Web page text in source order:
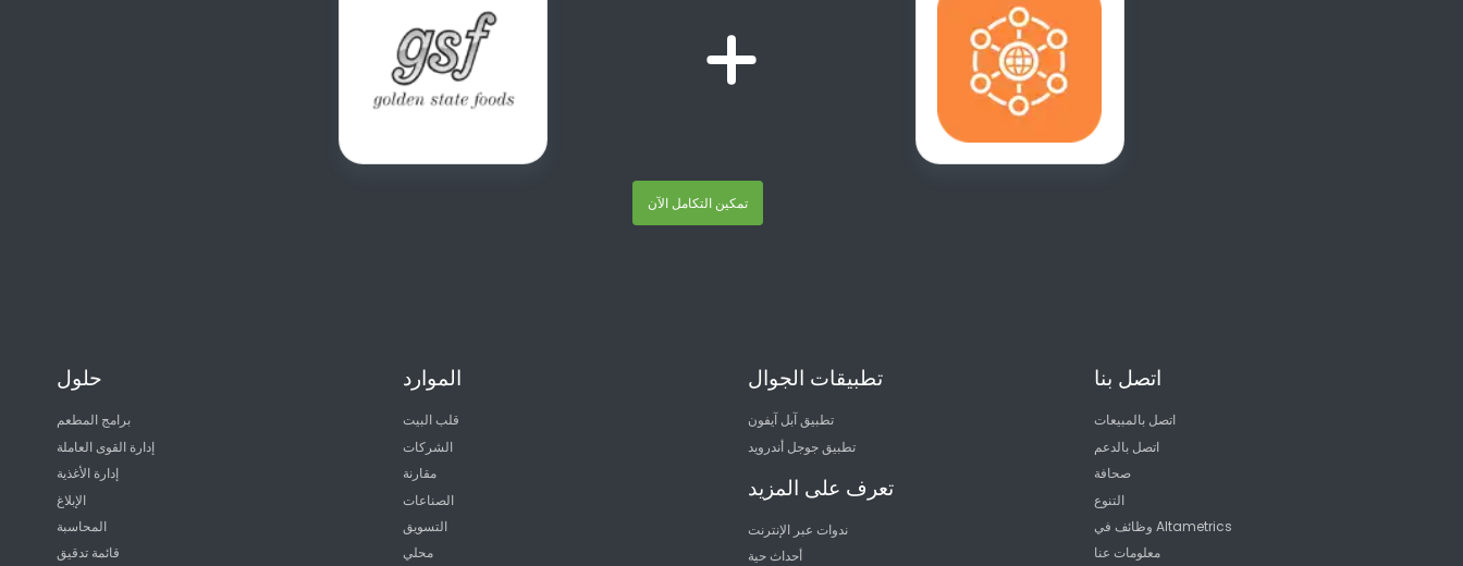
تمكين التكامل الآن
حلول
برامج المطعم
إدارة القوى العاملة
إدارة الأغذية
الإبلاغ
المحاسبة
قائمة تدقيق
الموارد
قلب البيت
الشركات
مقارنة
الصناعات
التسويق
محلي
تطبيقات الجوال
تطبيق آبل آيفون
تطبيق جوجل أندرويد
تعرف على المزيد
ندوات عبر الإنترنت
أحداث حية
اتصل بنا
اتصل بالمبيعات
اتصل بالدعم
صحافة
التنوع
وظائف في Altametrics
معلومات عنا